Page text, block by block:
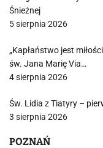
Śnieżnej
5 sierpnia 2026
„Kapłaństwo jest
św. Jana Marię Via…
4 sierpnia 2026
Św. Lidia z Tiatyry –
3 sierpnia 2026
POZNAŃ